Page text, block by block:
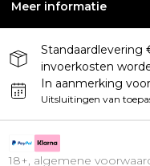
Meer informatie
Standaardlevering
invoerkosten
In aanmerking
Uitsluitingen van
18+, algemene